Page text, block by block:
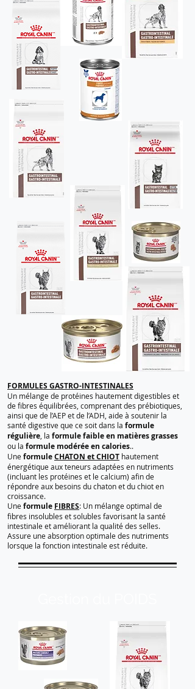
FORMULES GASTRO-INTESTINALES
Un mélange de protéines hautement digestibles et
de fibres équilibrées, comprenant des prébiotiques,
ainsi que de l’AEP et de l’ADH, aide à soutenir la
santé digestive que ce soit dans la formule
régulière , la formule faible en matières grasses
ou la formule modérée en calories..
UneformuleCHATON et CHIOT hautement
énergétique aux teneurs adaptées en nutriments
(incluant les protéines et le calcium) afin de
répondre aux besoins du chaton et du chiot en
croissance.
Uneformule FIBRES: Un mélange optimal de
fibres insolubles et solubles favorisant la santé
intestinale et améliorant la qualité des selles.
Assure une absorption optimale des nutriments
lorsque la fonction intestinale est réduite.